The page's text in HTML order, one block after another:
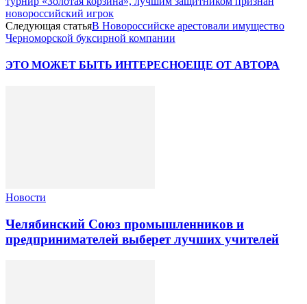
новороссийский игрок
Следующая статьяВ Новороссийске арестовали имущество
Черноморской буксирной компании
ЭТО МОЖЕТ БЫТЬ ИНТЕРЕСНОЕЩЕ ОТ АВТОРА
Новости
Челябинский Союз промышленников и
предпринимателей выберет лучших учителей